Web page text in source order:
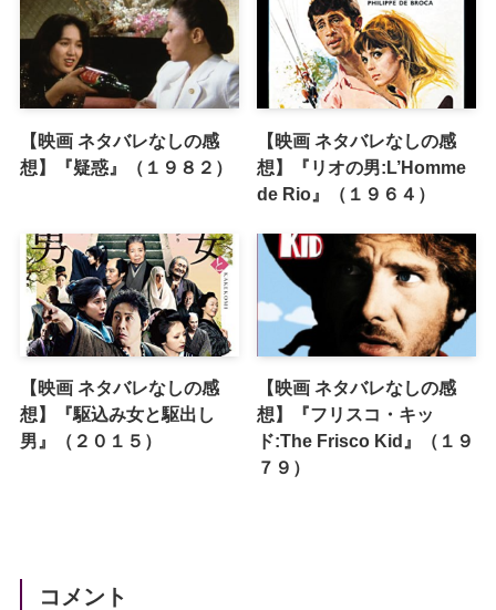
【映画 ネタバレなしの感
想】『疑惑』（１９８２）
【映画 ネタバレなしの感
想】『リオの男:L’Homme
de Rio』（１９６４）
【映画 ネタバレなしの感
想】『駆込み女と駆出し
男』（２０１５）
【映画 ネタバレなしの感
想】『フリスコ・キッ
ド:The Frisco Kid』（１９
７９）
コメント